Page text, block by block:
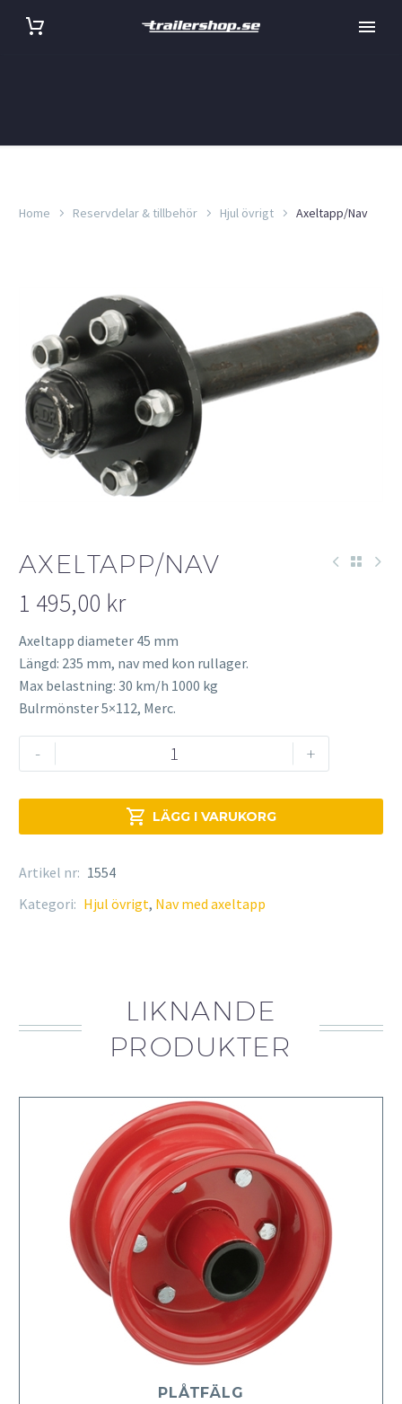
Home Reservdelar & tillbehör Hjul övrigt Axeltapp/Nav
AXELTAPP/NAV
1 495,00 kr
Axeltapp diameter 45 mm
Längd: 235 mm, nav med kon rullager.
Max belastning: 30 km/h 1000 kg
Bulrmönster 5×112, Merc.
-
Axeltapp/Nav
mängd
+
 LÄGG I VARUKORG
Artikel nr: 1554
Kategori: Hjul övrigt, Nav med axeltapp
LIKNANDE
PRODUKTER
PLÅTFÄLG